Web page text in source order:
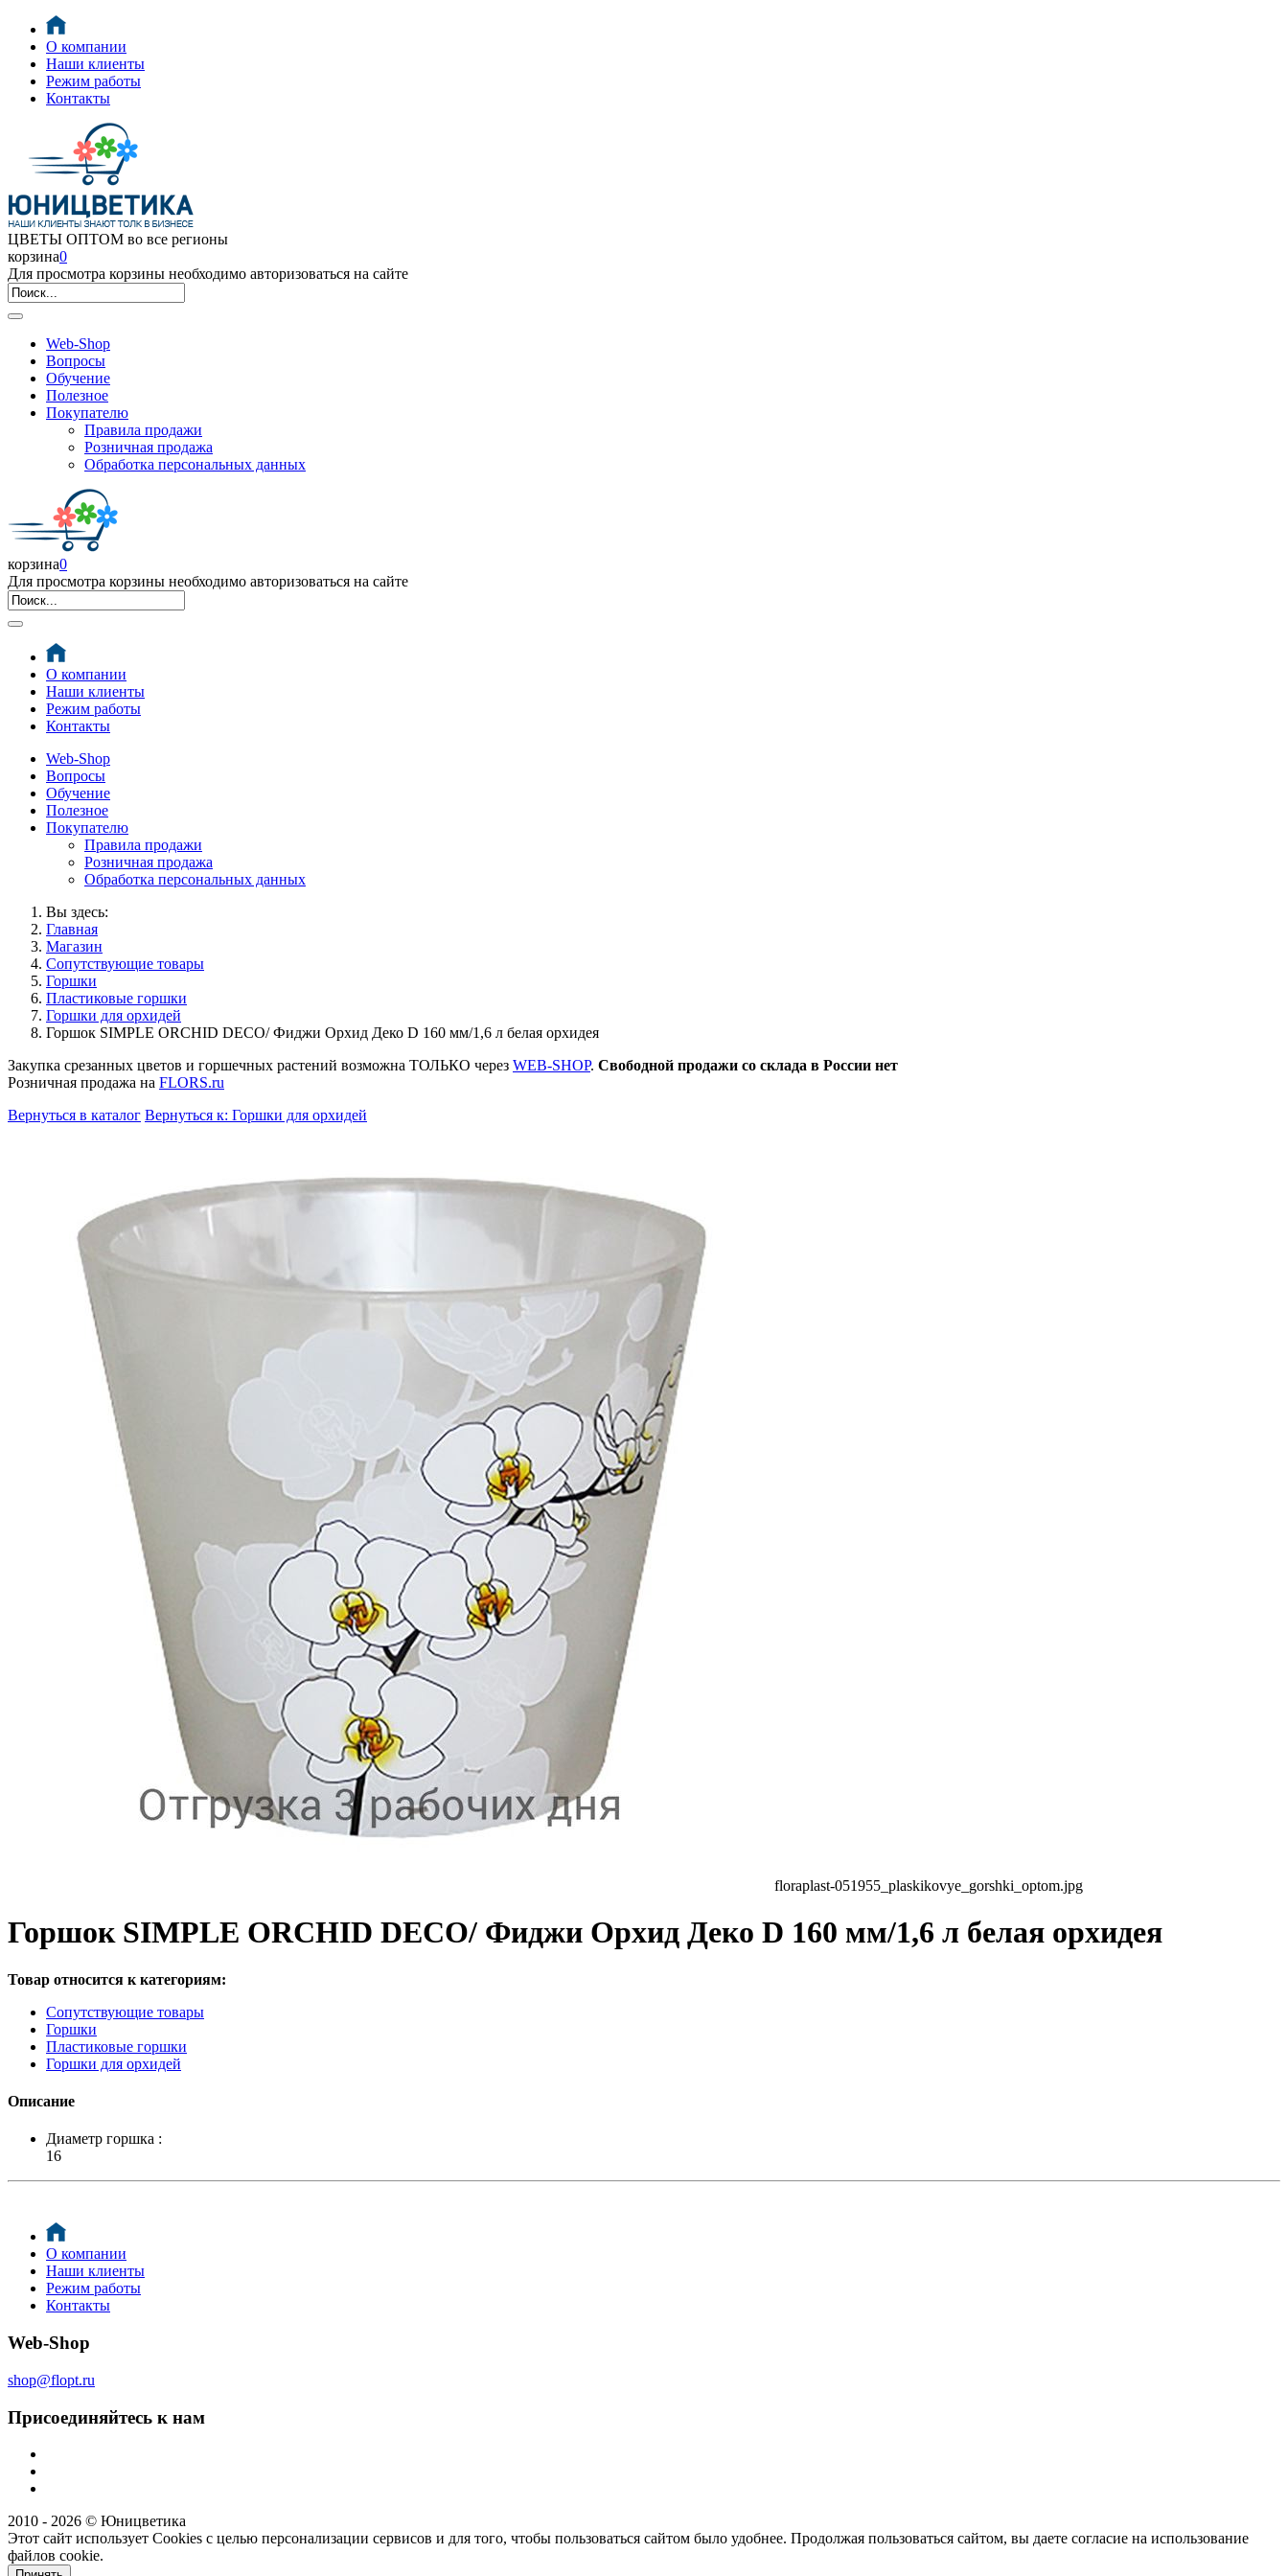
О компании
Наши клиенты
Режим работы
Контакты
ЦВЕТЫ ОПТОМ во все регионы
корзина0
Для просмотра корзины необходимо авторизоваться на сайте
Web-Shop
Вопросы
Обучение
Полезное
Покупателю
Правила продажи
Розничная продажа
Обработка персональных данных
корзина0
Для просмотра корзины необходимо авторизоваться на сайте
О компании
Наши клиенты
Режим работы
Контакты
Web-Shop
Вопросы
Обучение
Полезное
Покупателю
Правила продажи
Розничная продажа
Обработка персональных данных
Вы здесь:
Главная
Магазин
Сопутствующие товары
Горшки
Пластиковые горшки
Горшки для орхидей
Горшок SIMPLE ORCHID DECO/ Фиджи Орхид Деко D 160 мм/1,6 л белая орхидея
Закупка срезанных цветов и горшечных растений возможна ТОЛЬКО через WEB-SHOP. Свободной продажи со склада в России нет
Розничная продажа на FLORS.ru
Вернуться в каталог Вернуться к: Горшки для орхидей
floraplast-051955_plaskikovye_gorshki_optom.jpg
Горшок SIMPLE ORCHID DECO/ Фиджи Орхид Деко D 160 мм/1,6 л белая орхидея
Товар относится к категориям:
Сопутствующие товары
Горшки
Пластиковые горшки
Горшки для орхидей
Описание
Диаметр горшка :
16
О компании
Наши клиенты
Режим работы
Контакты
Web-Shop
shop@flopt.ru
Присоединяйтесь к нам
2010 - 2026 © Юницветика
Этот сайт использует Cookies с целью персонализации сервисов и для того, чтобы пользоваться сайтом было удобнее. Продолжая пользоваться сайтом, вы даете согласие на использование
файлов cookie.